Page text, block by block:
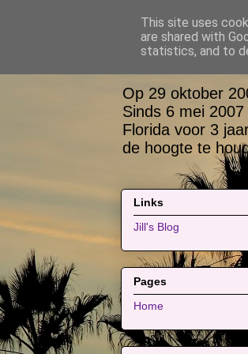
Bas,
Op 29 oktober
Sinds 6 mei
Florida voor 3
de hoogte te
Links
Jill's Blog
Pages
Home
This site uses
are shared with
statistics, and to